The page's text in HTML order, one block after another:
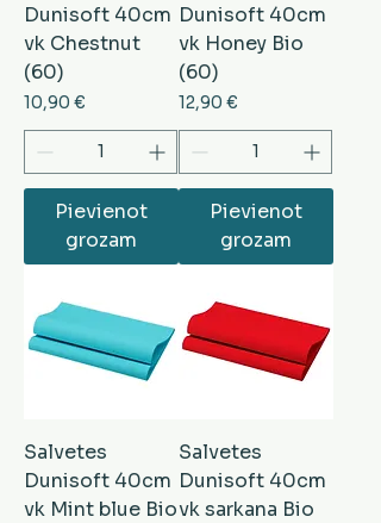
Dunisoft 40cm
vk Chestnut
(60)
Cena
10,90 €
Pievienot
grozam
Dunisoft 40cm
vk Honey Bio
(60)
Cena
12,90 €
Pievienot
grozam
Salvetes
Dunisoft 40cm
vk Mint blue Bio
Salvetes
Dunisoft 40cm
vk sarkana Bio